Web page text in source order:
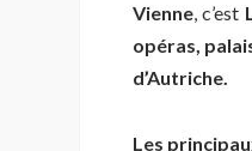
Vienne, c’est
opéras,
d’Autriche.
Les